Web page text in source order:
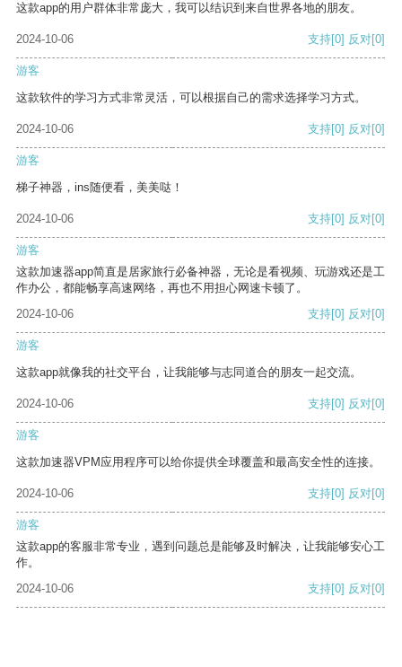
这款app的用户群体非常庞大，我可以结识到来自世界各地的朋友。
2024-10-06 支持[0] 反对[0]
游客
这款软件的学习方式非常灵活，可以根据自己的需求选择学习方式。
2024-10-06 支持[0] 反对[0]
游客
梯子神器，ins随便看，美美哒！
2024-10-06 支持[0] 反对[0]
游客
这款加速器app简直是居家旅行必备神器，无论是看视频、玩游戏还是工
作办公，都能畅享高速网络，再也不用担心网速卡顿了。
2024-10-06
支持[0] 反对[0]
游客
这款app就像我的社交平台，让我能够与志同道合的朋友一起交流。
2024-10-06 支持[0] 反对[0]
游客
这款加速器VPM应用程序可以给你提供全球覆盖和最高安全性的连接。
2024-10-06 支持[0] 反对[0]
游客
这款app的客服非常专业，遇到问题总是能够及时解决，让我能够安心工
作。
2024-10-06
支持[0] 反对[0]